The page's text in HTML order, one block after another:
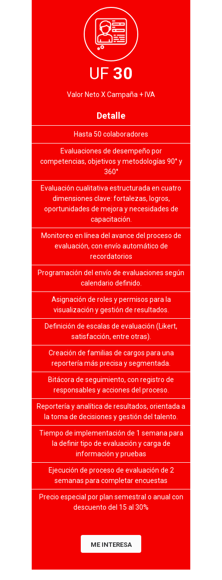
UF 30
Valor Neto X Campaña + IVA
Detalle
Hasta 50 colaboradores
Evaluaciones de desempeño por
competencias, objetivos y metodologías 90° y
360°
Evaluación cualitativa estructurada en cuatro
dimensiones clave: fortalezas, logros,
oportunidades de mejora y necesidades de
capacitación.
Monitoreo en línea del avance del proceso de
evaluación, con envío automático de
recordatorios
Programación del envío de evaluaciones según
calendario definido.
Asignación de roles y permisos para la
visualización y gestión de resultados.
Definición de escalas de evaluación (Likert,
satisfacción, entre otras).
Creación de familias de cargos para una
reportería más precisa y segmentada.
Bitácora de seguimiento, con registro de
responsables y acciones del proceso.
Reportería y analítica de resultados, orientada a
la toma de decisiones y gestión del talento.
Tiempo de implementación de 1 semana para
la definir tipo de evaluación y carga de
información y pruebas
Ejecución de proceso de evaluación de 2
semanas para completar encuestas
Precio especial por plan semestral o anual con
descuento del 15 al 30%
ME INTERESA